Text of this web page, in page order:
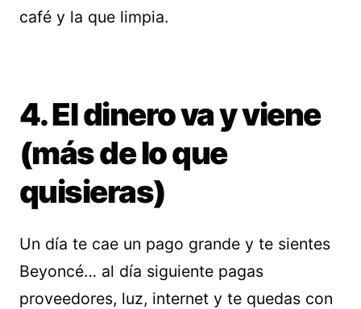
café y la que limpia.
4. El dinero va y viene
(más de lo que
quisieras)
Un día te cae un pago grande y te sientes
Beyoncé… al día siguiente pagas
proveedores, luz, internet y te quedas con